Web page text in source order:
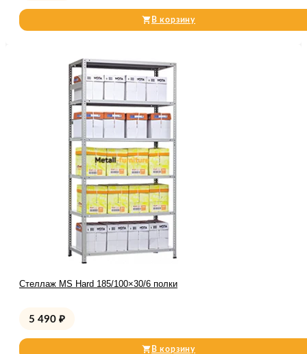
В корзину
Стеллаж MS Hard 185/100×30/6 полки
5 490 ₽
В корзину